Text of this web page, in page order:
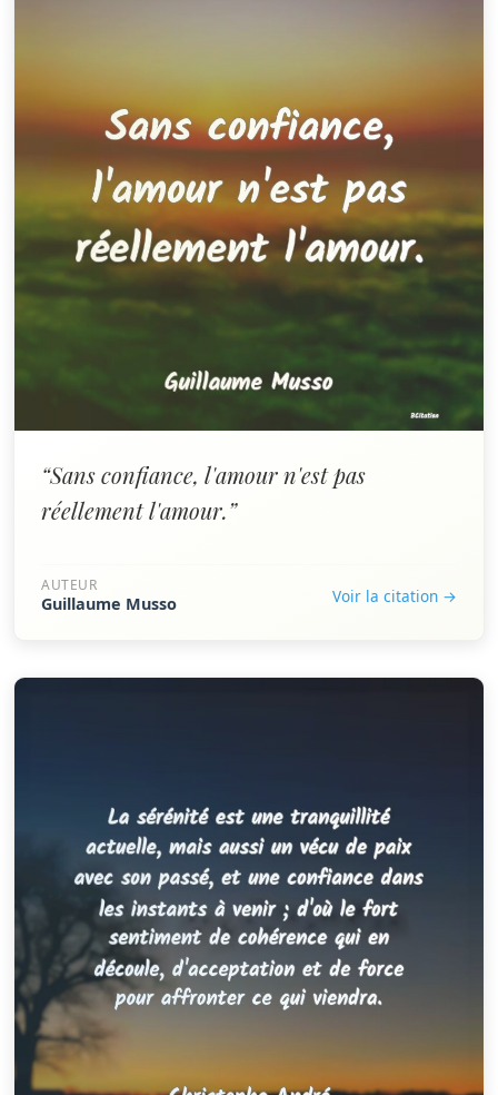
“Sans confiance, l'amour n'est pas
réellement l'amour.”
AUTEUR
Guillaume Musso Voir la citation →